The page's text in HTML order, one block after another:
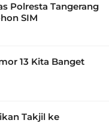
Polresta Tangerang
SIM
13 Kita Banget
Takjil ke